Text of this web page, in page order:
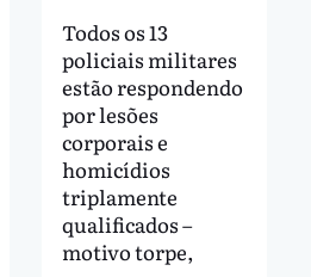
Todos os 13
policiais militares
estão respondendo
por lesões
corporais e
homicídios
triplamente
qualificados –
motivo torpe,